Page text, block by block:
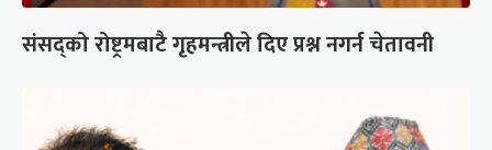
संसद्को रोष्ट्रमबाटै गृहमन्त्रीले दिए प्रश्न नगर्न चेतावनी